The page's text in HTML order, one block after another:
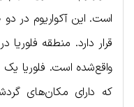
است. این آکواریوم در دو
قرار دارد. منطقه فلوریا
واقع‌شده است. فلوریا
که دارای مکان‌های